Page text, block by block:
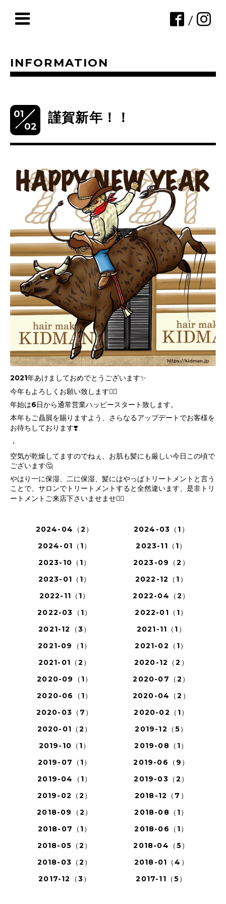
/
INFORMATION
01
02
謹賀新年！！
2021年あけましておめでとうございます✨
今年もよろしくお願い致します🙇‍♀️
年始は6日から通常営業ハッピースタート致します。
本年もご贔屓を賜りますよう、さらなるアップデートでお客様を
お待ちしております❣️
・
空気が乾燥してますのでねぇ、お肌も髪にも厳しい今日この頃で
ございます🤔
やはり一に保湿、二に保湿、髪にはやっぱトリートメントと言う
ことで、サロンでトリートメントすると全然違います、是非トリ
ートメントご来店下さいませませ💁‍♀️
2024-04（2）
2024-03（1）
2024-01（1）
2023-11（1）
2023-10（1）
2023-09（2）
2023-01（1）
2022-12（1）
2022-11（1）
2022-04（2）
2022-03（1）
2022-01（1）
2021-12（3）
2021-11（1）
2021-09（1）
2021-02（1）
2021-01（2）
2020-12（2）
2020-09（1）
2020-07（2）
2020-06（1）
2020-04（2）
2020-03（7）
2020-02（1）
2020-01（2）
2019-12（5）
2019-10（1）
2019-08（1）
2019-07（1）
2019-06（9）
2019-04（1）
2019-03（2）
2019-02（2）
2018-12（7）
2018-09（2）
2018-08（1）
2018-07（1）
2018-06（1）
2018-05（2）
2018-04（5）
2018-03（2）
2018-01（4）
2017-12（3）
2017-11（5）